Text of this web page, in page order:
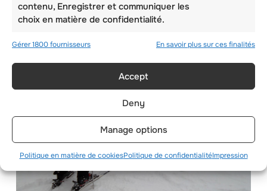
contenu, Enregistrer et communiquer les
choix en matière de confidentialité.
Gérer 1800 fournisseurs En savoir plus sur ces finalités
Accept
Deny
Manage options
Politique en matière de cookiesPolitique de confidentialitéImpression
– Apprendre Ski et snowboard